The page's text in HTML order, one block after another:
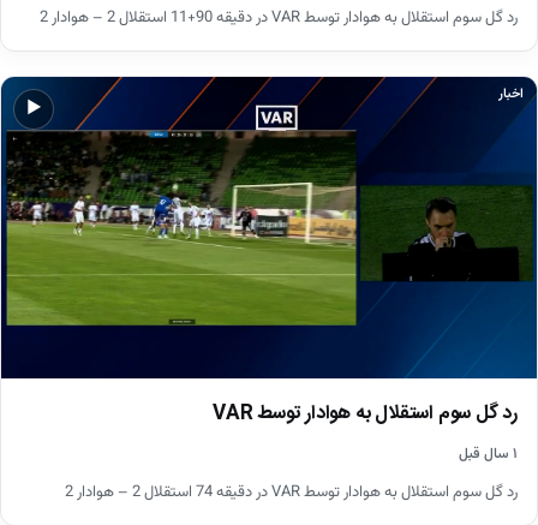
رد گل سوم استقلال به هوادار توسط VAR در دقیقه 90+11 استقلال 2 – هوادار 2
▶
اخبار
رد گل سوم استقلال به هوادار توسط VAR
۱ سال قبل
رد گل سوم استقلال به هوادار توسط VAR در دقیقه 74 استقلال 2 – هوادار 2